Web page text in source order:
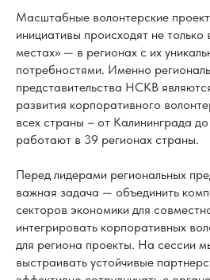
всех страны – от Калининграда до
работают в 39 регионах страны.
Перед лидерами региональных
важная задача — объединить
секторов экономики для
интегрировать корпоративных
для региона проекты. На сессии
выстраивать устойчивые
общественными организациями,
подходы помогают расширять
добровольчество, и почему «на
уголке страны, происходит
лидеров корпоративного